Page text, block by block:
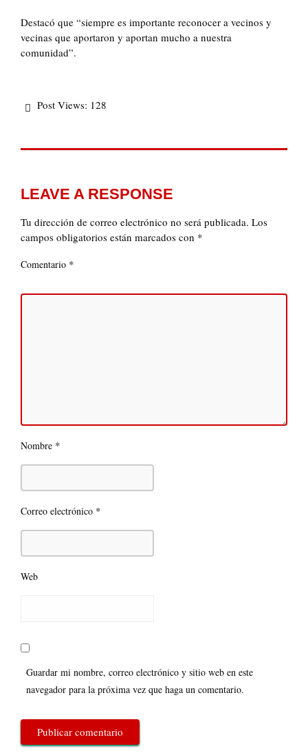
Destacó que “siempre es importante reconocer a vecinos y
vecinas que aportaron y aportan mucho a nuestra
comunidad”.
Post Views: 128
LEAVE A RESPONSE
Tu dirección de correo electrónico no será publicada. Los
campos obligatorios están marcados con *
Comentario *
Nombre *
Correo electrónico *
Web
Guardar mi nombre, correo electrónico y sitio web en este
navegador para la próxima vez que haga un comentario.